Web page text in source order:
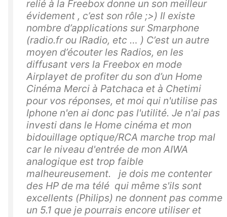
relié à la Freebox donne un son meilleur
évidement , c’est son rôle ;>) Il existe
nombre d’applications sur Smarphone
(radio.fr ou IRadio, etc … ) C’est un autre
moyen d’écouter les Radios, en les
diffusant vers la Freebox en mode
Airplayet de profiter du son d’un Home
Cinéma Merci à Patchaca et à Chetimi
pour vos réponses, et moi qui n'utilise pas
Iphone n'en ai donc pas l'utilité. Je n'ai pas
investi dans le Home cinéma et mon
bidouillage optique/RCA marche trop mal
car le niveau d'entrée de mon AIWA
analogique est trop faible
malheureusement. je dois me contenter
des HP de ma télé qui même s'ils sont
excellents (Philips) ne donnent pas comme
un 5.1 que je pourrais encore utiliser et